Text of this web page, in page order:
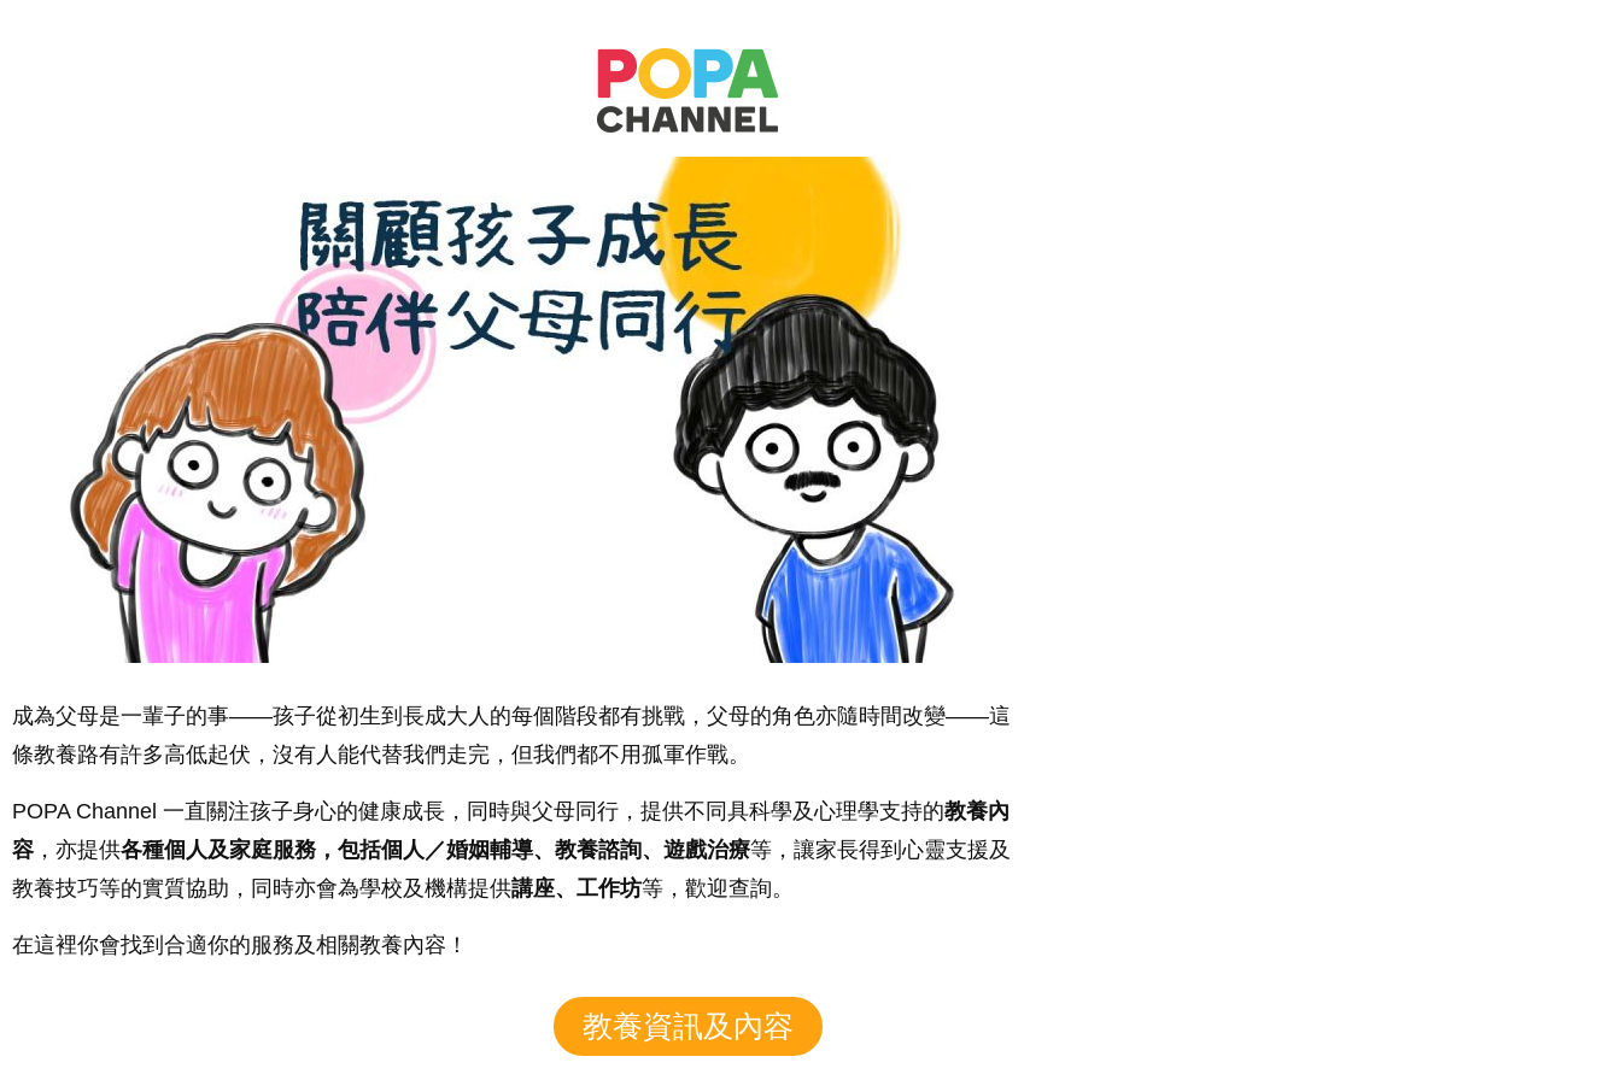
成為父母是一輩子的事——孩子從初生到長成大人的每個階段都有挑戰，父母的角色亦隨時間改變——這
條教養路有許多高低起伏，沒有人能代替我們走完，但我們都不用孤軍作戰。
POPA Channel 一直關注孩子身心的健康成長，同時與父母同行，提供不同具科學及心理學支持的教養內
容 ，亦提供各種個人及家庭服務，包括個人／婚姻輔導、教養諮詢、遊戲治療等，讓家長得到心靈支援及
教養技巧等的實質協助，同時亦會為學校及機構提供講座、工作坊等，歡迎查詢。
在這裡你會找到合適你的服務及相關教養內容！
教養資訊及內容